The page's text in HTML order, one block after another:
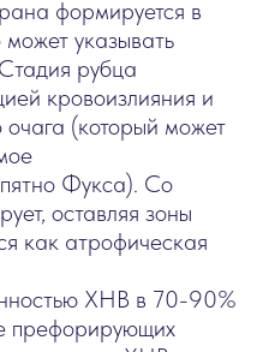
формируется в
указывать
рубца
кровоизлияния и
(который может
Фукса). Со
оставляя зоны
как атрофическая
ХНВ в 70-90%
префорирующих